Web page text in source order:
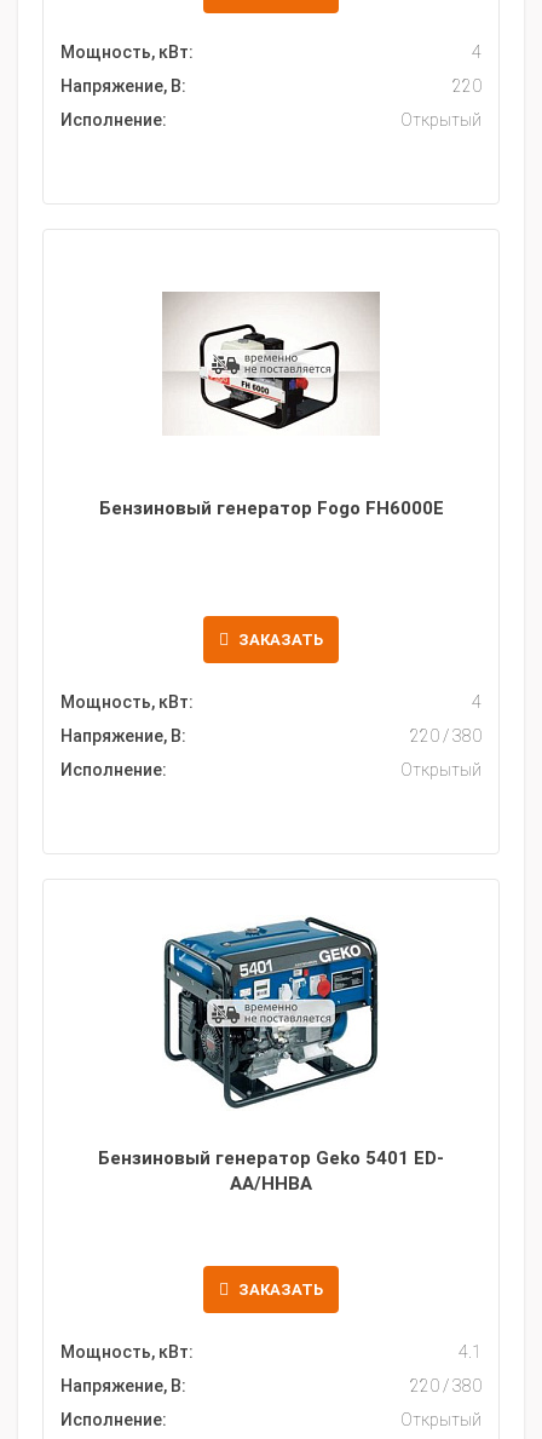
Мощность, кВт:
4
Напряжение, В:
220
Исполнение:
Открытый
Бензиновый генератор Fogo FH6000E
ЗАКАЗАТЬ
Мощность, кВт:
4
Напряжение, В:
220 / 380
Исполнение:
Открытый
Бензиновый генератор Geko 5401 ED-
AA/HHBA
ЗАКАЗАТЬ
Мощность, кВт:
4.1
Напряжение, В:
220 / 380
Исполнение:
Открытый